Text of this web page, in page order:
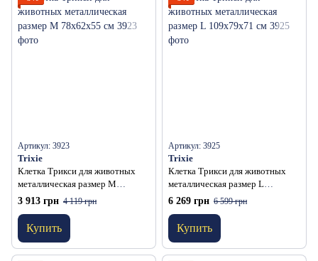
Артикул: 3923
Trixie
Клетка Трикси для животных
металлическая размер M
78х62х55 см
3 913 грн 4 119 грн
Купить
Артикул: 3925
Trixie
Клетка Трикси для животных
металлическая размер L
109х79х71 см
6 269 грн 6 599 грн
Купить